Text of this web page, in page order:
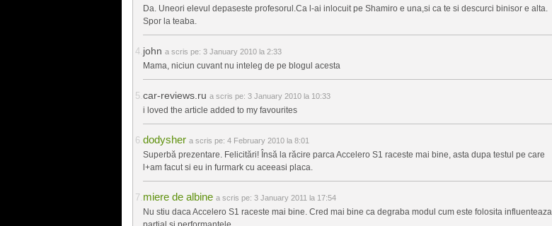
Da. Uneori elevul depaseste profesorul.Ca l-ai inlocuit pe Shamiro e una,si ca te si descurci binisor e alta.
Spor la teaba.
john a scris pe: 3 January 2010 la 2:33
Mama, niciun cuvant nu inteleg de pe blogul acesta
car-reviews.ru a scris pe: 3 January 2010 la 10:33
i loved the article added to my favourites
dodysher a scris pe: 4 February 2010 la 8:01
Superbă prezentare. Felicitări! Însă la răcire parca Accelero S1 raceste mai bine, asta dupa testul pe care
l+am facut si eu in furmark cu aceeasi placa.
miere de albine a scris pe: 3 January 2011 la 17:54
Nu stiu daca Accelero S1 raceste mai bine. Cred mai bine ca degraba modul cum este folosita influenteaza